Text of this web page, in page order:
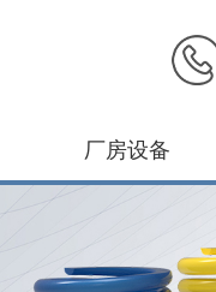
厂房设备